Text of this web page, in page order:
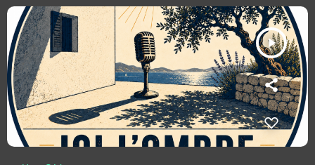
play_arrow